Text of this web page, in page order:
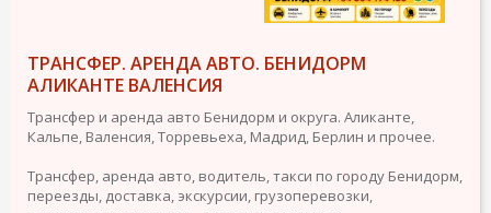
ТРАНСФЕР. АРЕНДА АВТО. БЕНИДОРМ
АЛИКАНТЕ ВАЛЕНСИЯ
Трансфер и аренда авто Бенидорм и округа. Аликанте,
Кальпе, Валенсия, Торревьеха, Мадрид, Берлин и прочее.
Трансфер, аренда авто, водитель, такси по городу Бенидорм,
переезды, доставка, экскурсии, грузоперевозки,